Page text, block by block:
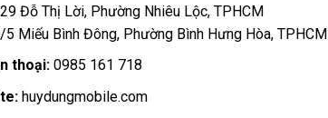
Đỗ Thị Lời, Phường Nhiêu Lộc, TPHCM
5 Miếu Bình Đông, Phường Bình Hưng Hòa, TPHCM
thoại:0985 161 718
huydungmobile.com